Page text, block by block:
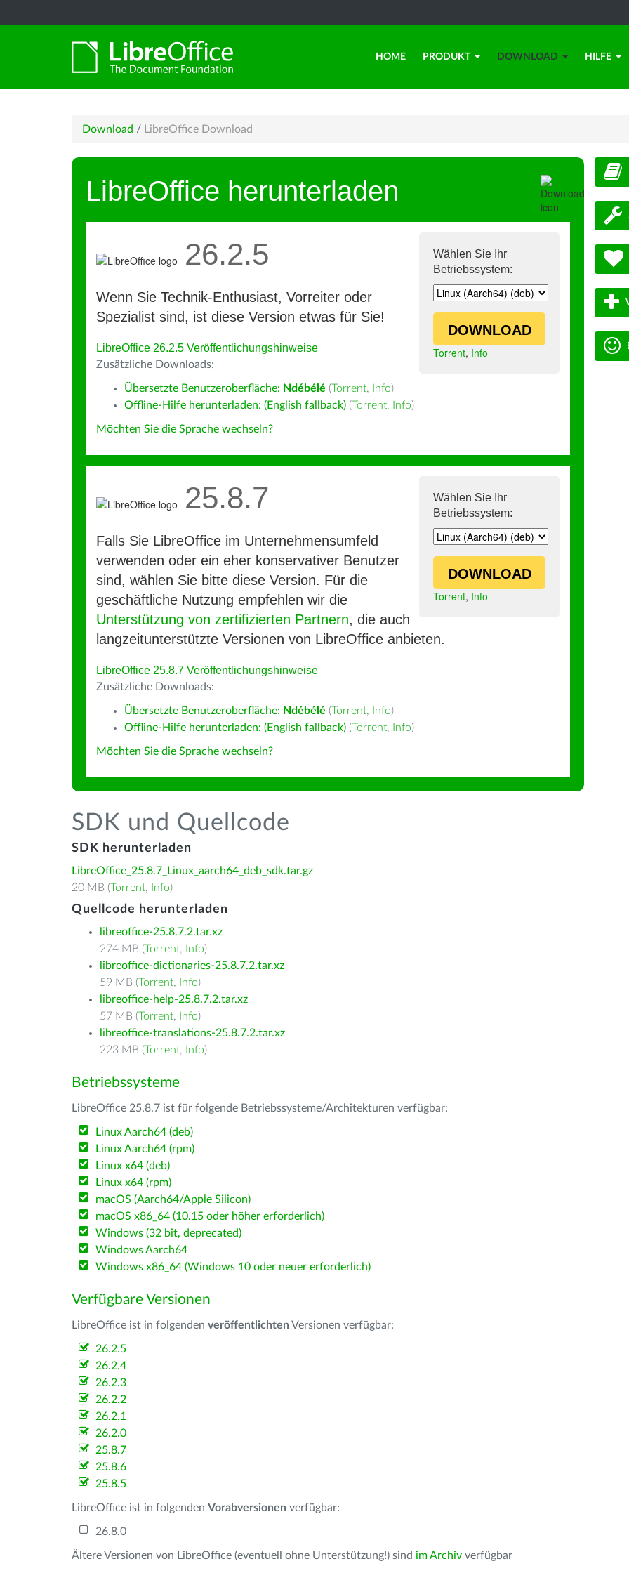
HOME PRODUKT DOWNLOAD HILFE
Download / LibreOffice Download
LibreOffice herunterladen
Wählen Sie Ihr
Betriebssystem:
DOWNLOAD
Torrent, Info
26.2.5
Wenn Sie Technik-Enthusiast, Vorreiter oder
Spezialist sind, ist diese Version etwas für Sie!
LibreOffice 26.2.5 Veröffentlichungshinweise
Zusätzliche Downloads:
Übersetzte Benutzeroberfläche: Ndébélé (Torrent, Info)
Offline-Hilfe herunterladen: (English fallback) (Torrent, Info)
Möchten Sie die Sprache wechseln?
Wählen Sie Ihr
Betriebssystem:
DOWNLOAD
Torrent, Info
25.8.7
Falls Sie LibreOffice im Unternehmensumfeld
verwenden oder ein eher konservativer Benutzer
sind, wählen Sie bitte diese Version. Für die
geschäftliche Nutzung empfehlen wir die
Unterstützung von zertifizierten Partnern, die auch
langzeitunterstützte Versionen von LibreOffice anbieten.
LibreOffice 25.8.7 Veröffentlichungshinweise
Zusätzliche Downloads:
Übersetzte Benutzeroberfläche: Ndébélé (Torrent, Info)
Offline-Hilfe herunterladen: (English fallback) (Torrent, Info)
Möchten Sie die Sprache wechseln?
SDK und Quellcode
SDK herunterladen
LibreOffice_25.8.7_Linux_aarch64_deb_sdk.tar.gz
20 MB (Torrent, Info)
Quellcode herunterladen
libreoffice-25.8.7.2.tar.xz
274 MB (Torrent, Info)
libreoffice-dictionaries-25.8.7.2.tar.xz
59 MB (Torrent, Info)
libreoffice-help-25.8.7.2.tar.xz
57 MB (Torrent, Info)
libreoffice-translations-25.8.7.2.tar.xz
223 MB (Torrent, Info)
Betriebssysteme
LibreOffice 25.8.7 ist für folgende Betriebssysteme/Architekturen verfügbar:
Linux Aarch64 (deb)
Linux Aarch64 (rpm)
Linux x64 (deb)
Linux x64 (rpm)
macOS (Aarch64/Apple Silicon)
macOS x86_64 (10.15 oder höher erforderlich)
Windows (32 bit, deprecated)
Windows Aarch64
Windows x86_64 (Windows 10 oder neuer erforderlich)
Verfügbare Versionen
LibreOffice ist in folgenden veröffentlichten Versionen verfügbar:
26.2.5
26.2.4
26.2.3
26.2.2
26.2.1
26.2.0
25.8.7
25.8.6
25.8.5
LibreOffice ist in folgenden Vorabversionen verfügbar:
26.8.0
Ältere Versionen von LibreOffice (eventuell ohne Unterstützung!) sind im Archiv verfügbar